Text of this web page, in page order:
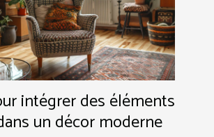
intégrer des éléments
un décor moderne